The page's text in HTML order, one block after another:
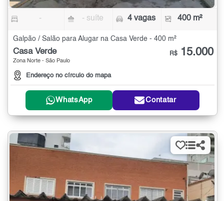
- - suíte 4 vagas 400 m²
Galpão / Salão para Alugar na Casa Verde - 400 m²
Casa Verde
Zona Norte - São Paulo
Endereço no círculo do mapa
R$ 15.000
WhatsApp Contatar